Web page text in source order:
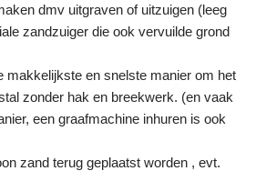
dmv uitgraven of uitzuigen (leeg
zandzuiger die ook vervuilde grond
makkelijkste en snelste manier om het
zonder hak en breekwerk. (en vaak
een graafmachine inhuren is ook
zand terug geplaatst worden , evt.